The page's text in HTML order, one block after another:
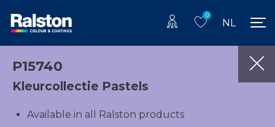
0
NL
P15740
Kleurcollectie Pastels
Available in all Ralston products